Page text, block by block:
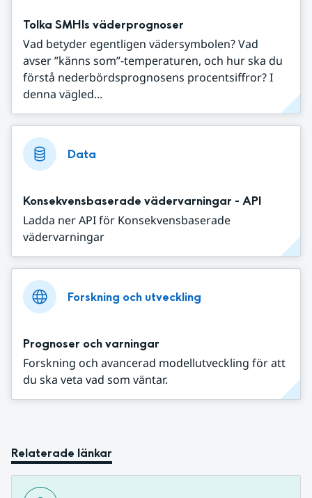
Tolka SMHIs väderprognoser
Vad betyder egentligen vädersymbolen? Vad
avser ”känns som”-temperaturen, och hur ska du
förstå nederbördsprognosens procentsiffror? I
denna vägled...
Data
Konsekvensbaserade vädervarningar - API
Ladda ner API för Konsekvensbaserade
vädervarningar
Forskning och utveckling
Prognoser och varningar
Forskning och avancerad modellutveckling för att
du ska veta vad som väntar.
Relaterade länkar